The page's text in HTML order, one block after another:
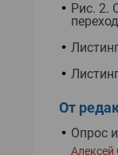
Рис. 2.
От
Опрос
Алексей